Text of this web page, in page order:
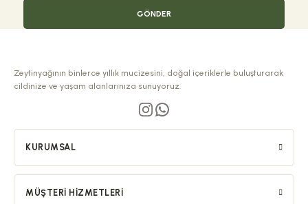
GÖNDER
Zeytinyağının binlerce yıllık mucizesini, doğal içeriklerle buluşturarak
cildinize ve yaşam alanlarınıza sunuyoruz.
KURUMSAL
MÜŞTERI HIZMETLERI